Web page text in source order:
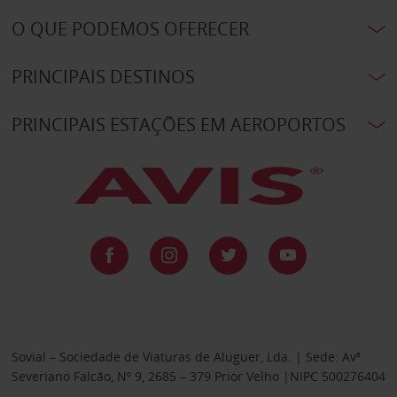
O QUE PODEMOS OFERECER
PRINCIPAIS DESTINOS
PRINCIPAIS ESTAÇÕES EM AEROPORTOS
Sovial – Sociedade de Viaturas de Aluguer, Lda. | Sede: Avª
Severiano Falcão, Nº 9, 2685 – 379 Prior Velho |NIPC 500276404